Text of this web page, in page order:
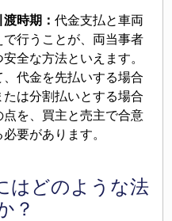
渡時期：代金支払と車両
行うことが、両当事者
全な方法といえます。
代金を先払いする場合
は分割払いとする場合
を、買主と売主で合意
要があります。
はどのような法
？